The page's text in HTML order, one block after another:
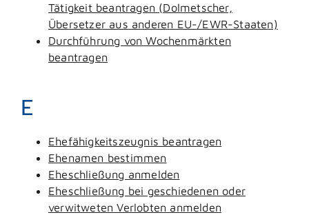
Tätigkeit beantragen (Dolmetscher,
Übersetzer aus anderen EU-/EWR-Staaten)
Durchführung von Wochenmärkten
beantragen
E
Ehefähigkeitszeugnis beantragen
Ehenamen bestimmen
Eheschließung anmelden
Eheschließung bei geschiedenen oder
verwitweten Verlobten anmelden